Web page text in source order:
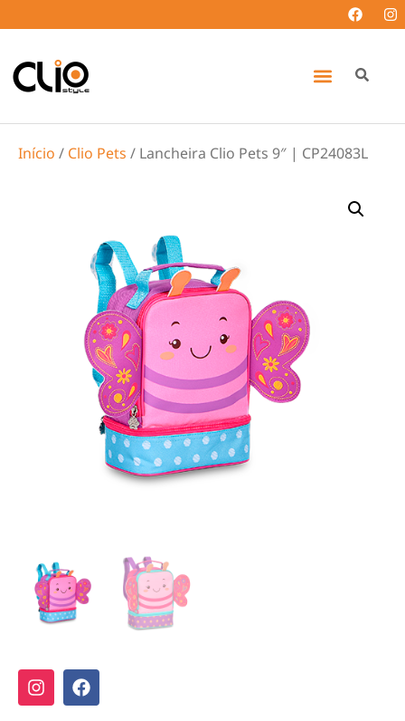
Início / Clio Pets / Lancheira Clio Pets 9″ | CP24083L